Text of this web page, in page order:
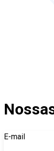
E-mail